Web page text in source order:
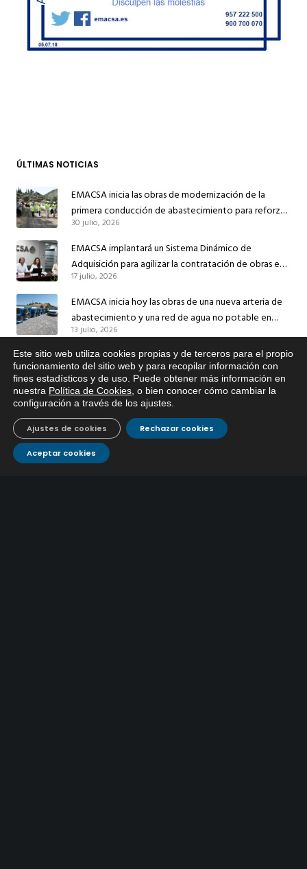
ÚLTIMAS NOTICIAS
EMACSA inicia las obras de modernización de la
primera conducción de abastecimiento para reforzar
el suministro de agua de Córdoba
30 julio, 2026
EMACSA implantará un Sistema Dinámico de
Adquisición para agilizar la contratación de obras en
sus redes e instalaciones
17 julio, 2026
EMACSA inicia hoy las obras de una nueva arteria de
abastecimiento y una red de agua no potable en
Ingeniero Ruiz de Azúa
13 julio, 2026
Caracterización ZA Córdoba Red Quemadas- 1ª Sem
2026
9 julio, 2026
Caracterización ZA Córdoba Red Carrera Caballo-1º
Sem 2026
9 julio, 2026
Este sitio web utiliza cookies propias y de terceros para el propio
funcionamiento del sitio web y para recopilar información con
fines estadísticos y de uso. Puede obtener más información en
nuestra Política de Cookies , o bien conocer cómo cambiar la
configuración a través de los ajustes
Aceptar cookies
Rechazar cookies
Ajustes de cookies
Si tiene cualquier duda sobre
EMACSA, haga click abajo.